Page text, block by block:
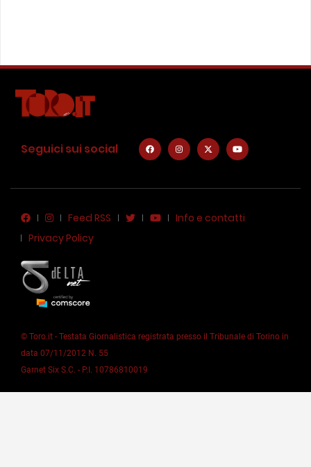
Seguici sui social
Feed RSS
Info e contatti
Privacy Policy
© Toro.it - Testata Giornalistica registrata presso il Tribunale di Torino in
data 07/11/2012 N. 55
Garnet Six S.C. - P.I. 10786810019